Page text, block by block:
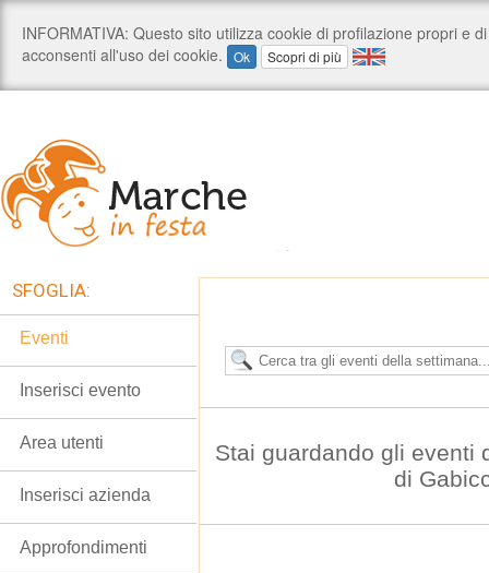
Stai guardando gli eventi
di
SFOGLIA:
Eventi
Inserisci evento
Area utenti
Inserisci azienda
Approfondimenti